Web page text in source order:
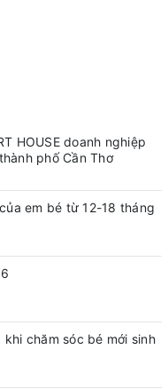
HOUSE doanh nghiệp
phố Cần Thơ
em bé từ 12-18 tháng
chăm sóc bé mới sinh